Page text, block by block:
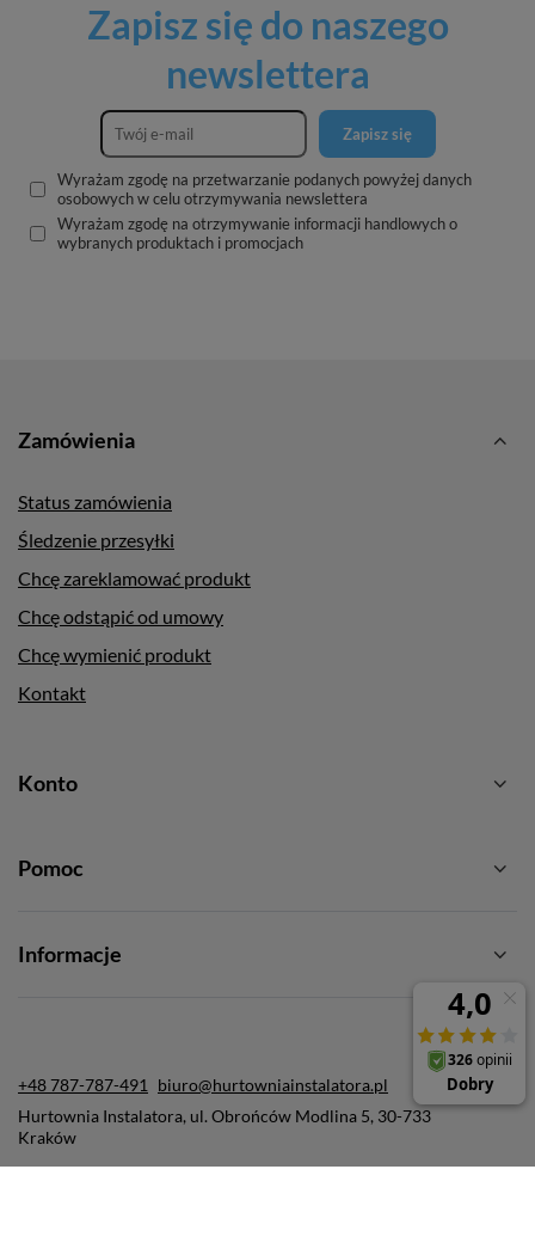
Zapisz się do naszego
newslettera
Zapisz się
Wyrażam zgodę na przetwarzanie podanych powyżej danych
osobowych w celu otrzymywania newslettera
Wyrażam zgodę na otrzymywanie informacji handlowych o
wybranych produktach i promocjach
Zamówienia
Status zamówienia
Śledzenie przesyłki
Chcę zareklamować produkt
Chcę odstąpić od umowy
Chcę wymienić produkt
Kontakt
Konto
Pomoc
Informacje
+48 787-787-491 biuro@hurtowniainstalatora.pl
Hurtownia Instalatora, ul. Obrońców Modlina 5, 30-733
Kraków